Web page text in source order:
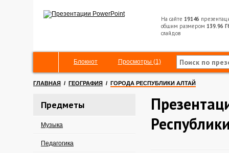
На сайте 19146
общим размером 139.96
слайдов
Блокнот Просмотры (1)
ГЛАВНАЯ / ГЕОГРАФИЯ / ГОРОДА РЕСПУБЛИКИ АЛТАЙ
Предметы
Музыка
Педагогика